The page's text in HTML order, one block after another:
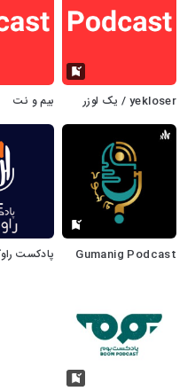
yekloser / یک لوزر بیم و‌ نت
Gumanig Podcast پادکست